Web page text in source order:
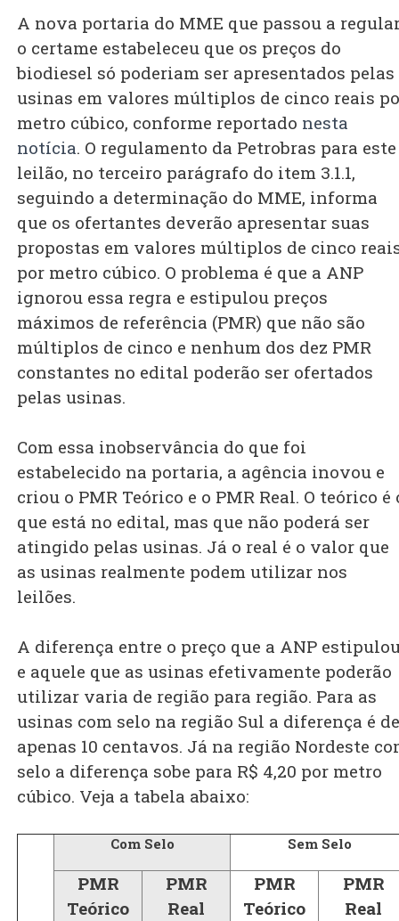
A nova portaria do MME que passou a
o certame estabeleceu que os preços do
biodiesel só poderiam ser apresentados pelas
usinas em valores múltiplos de cinco reais
metro cúbico, conforme reportado nesta
notícia. O regulamento da Petrobras para este
leilão, no terceiro parágrafo do item 3.1.1,
seguindo a determinação do MME, informa
que os ofertantes deverão apresentar suas
propostas em valores múltiplos de cinco
por metro cúbico. O problema é que a ANP
ignorou essa regra e estipulou preços
máximos de referência (PMR) que não são
múltiplos de cinco e nenhum dos dez PMR
constantes no edital poderão ser ofertados
pelas usinas.
Com essa inobservância do que foi
estabelecido na portaria, a agência inovou e
criou o PMR Teórico e o PMR Real. O teórico é
que está no edital, mas que não poderá ser
atingido pelas usinas. Já o real é o valor que
as usinas realmente podem utilizar nos
leilões.
A diferença entre o preço que a ANP
e aquele que as usinas efetivamente poderão
utilizar varia de região para região. Para as
usinas com selo na região Sul a diferença é de
apenas 10 centavos. Já na região Nordeste
selo a diferença sobe para R$ 4,20 por metro
cúbico. Veja a tabela abaixo:
Com Selo Sem Selo
PMR
Teórico
PMR
Real
PMR
Teórico
PMR
Real